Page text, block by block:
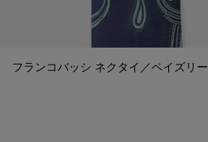
フランコバッシ ネクタイ／ペイズリー